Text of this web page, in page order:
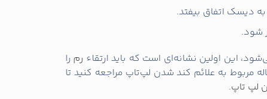
دیسک اتفاق بیفتد.
شود.
این اولین نشانه‌ای است که باید ارتقاء رم را
مربوط به علائم کند شدن لپ‌تاپ مراجعه کنید تا
لپ تاپ.